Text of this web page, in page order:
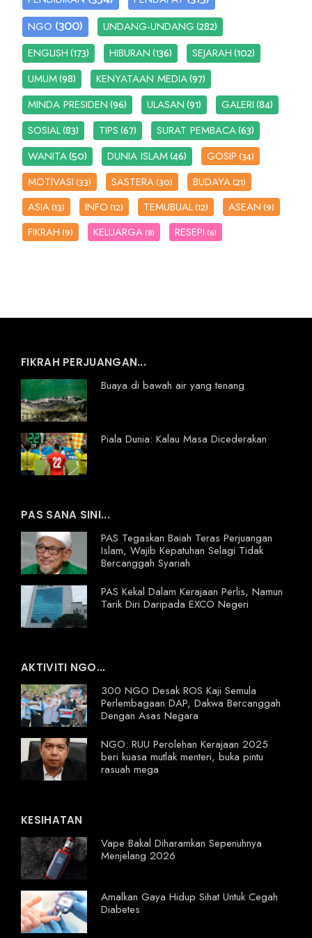
NGO (300) UNDANG-UNDANG(282)
ENGLISH(173) HIBURAN(136) SEJARAH(102)
UMUM(98) KENYATAAN MEDIA(97)
MINDA PRESIDEN(96) ULASAN(91) GALERI(84)
SOSIAL(83) TIPS(67) SURAT PEMBACA(63)
WANITA(50) DUNIA ISLAM(46) GOSIP(34)
MOTIVASI(33) SASTERA(30) BUDAYA(21)
ASIA(13) INFO(12) TEMUBUAL(12) ASEAN(9)
FIKRAH(9) KELUARGA (8) RESEPI (6)
FIKRAH PERJUANGAN...
Buaya di bawah air yang tenang
Piala Dunia: Kalau Masa Dicederakan
PAS SANA SINI...
PAS Tegaskan Baiah Teras Perjuangan
Islam, Wajib Kepatuhan Selagi Tidak
Bercanggah Syariah
PAS Kekal Dalam Kerajaan Perlis, Namun
Tarik Diri Daripada EXCO Negeri
AKTIVITI NGO...
300 NGO Desak ROS Kaji Semula
Perlembagaan DAP, Dakwa Bercanggah
Dengan Asas Negara
NGO: RUU Perolehan Kerajaan 2025
beri kuasa mutlak menteri, buka pintu
rasuah mega
KESIHATAN
Vape Bakal Diharamkan Sepenuhnya
Menjelang 2026
Amalkan Gaya Hidup Sihat Untuk Cegah
Diabetes